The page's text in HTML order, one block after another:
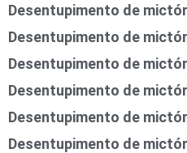
Desentupimento de
Desentupimento de
Desentupimento de
Desentupimento de
Desentupimento de
Desentupimento de